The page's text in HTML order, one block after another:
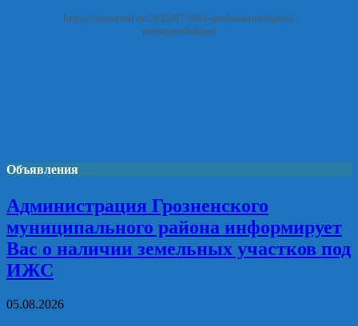
https://zovzemli.ru/2025/07/30/v-prokurature-rajona-
preduprezhdajut/
Объявления
Администрация Грозненского
муниципального района информирует
Вас о наличии земельных участков под
ИЖС
05.08.2026